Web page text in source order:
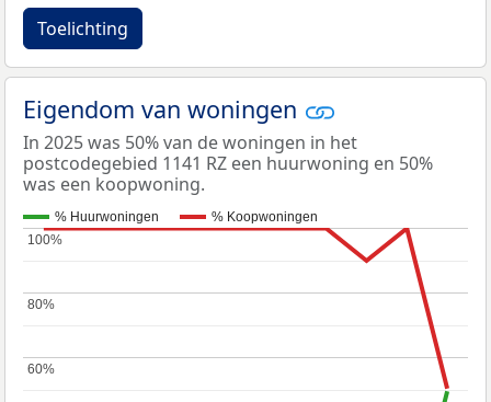
Toelichting
Eigendom van woningen
In 2025 was 50% van de woningen in het
postcodegebied 1141 RZ een huurwoning en 50%
was een koopwoning.
% Huurwoningen % Koopwoningen
60%
60%
80%
80%
100%
100%